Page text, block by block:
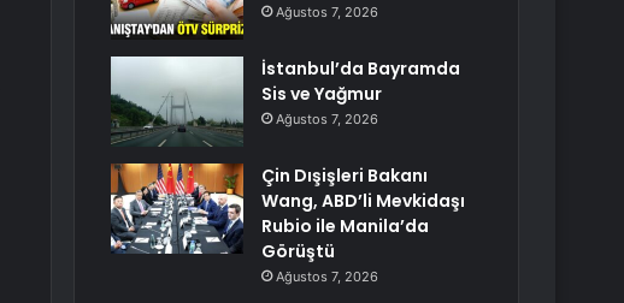
Ağustos 7, 2026
İstanbul’da Bayramda
Sis ve Yağmur
Ağustos 7, 2026
Çin Dışişleri Bakanı
Wang, ABD’li Mevkidaşı
Rubio ile Manila’da
Görüştü
Ağustos 7, 2026